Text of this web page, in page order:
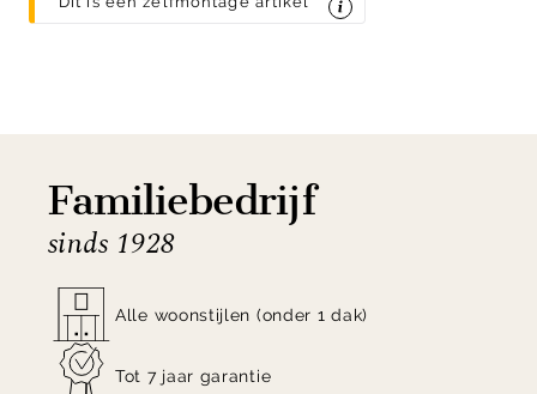
Familiebedrijf
sinds 1928
Alle woonstijlen (onder 1 dak)
Tot 7 jaar garantie